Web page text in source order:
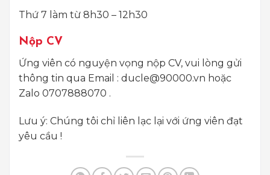
Thứ 7 làm từ 8h30 – 12h30
Nộp CV
Ứng viên có nguyện vọng nộp CV, vui lòng gửi
thông tin qua Email : ducle@90000.vn hoặc
Zalo 0707888070 .
Lưu ý: Chúng tôi chỉ liên lạc lại với ứng viên đạt
yêu cầu !